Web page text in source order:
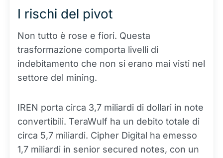
I rischi del pivot
Non tutto è rose e fiori. Questa
trasformazione comporta livelli di
indebitamento che non si erano mai visti nel
settore del mining.
IREN porta circa 3,7 miliardi di dollari in note
convertibili. TeraWulf ha un debito totale di
circa 5,7 miliardi. Cipher Digital ha emesso
1,7 miliardi in senior secured notes, con un